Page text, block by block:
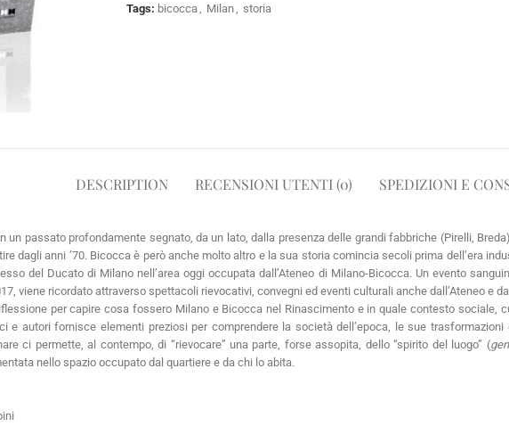
Tags: bicocca Milan storia
DESCRIPTION RECENSIONI UTENTI (0) SPEDIZIONI E
un passato profondamente segnato, da un lato, dalla presenza delle grandi fabbriche (Pirelli,
dagli anni ’70. Bicocca è però anche molto altro e la sua storia comincia secoli prima dell’era
del Ducato di Milano nell’area oggi occupata dall’Ateneo di Milano-Bicocca. Un evento
viene ricordato attraverso spettacoli rievocativi, convegni ed eventi culturali anche dall’Ateneo e
per capire cosa fossero Milano e Bicocca nel Rinascimento e in quale contesto sociale,
e autori fornisce elementi preziosi per comprendere la società dell’epoca, le sue
ci permette, al contempo, di “rievocare” una parte, forse assopita, dello “spirito del luogo” (
nello spazio occupato dal quartiere e da chi lo abita.